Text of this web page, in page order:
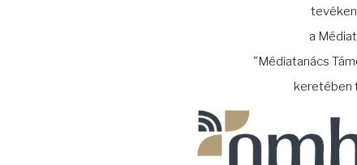
a
"Médiatanács
keretében